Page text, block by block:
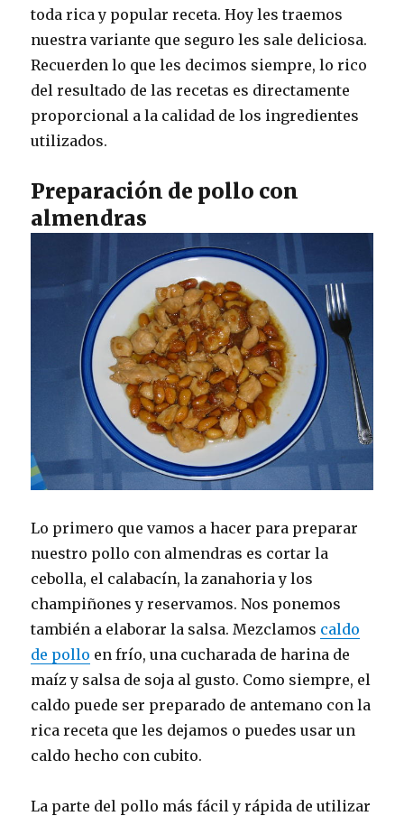
toda rica y popular receta. Hoy les traemos
nuestra variante que seguro les sale deliciosa.
Recuerden lo que les decimos siempre, lo rico
del resultado de las recetas es directamente
proporcional a la calidad de los ingredientes
utilizados.
Preparación de pollo con
almendras
Lo primero que vamos a hacer para preparar
nuestro pollo con almendras es cortar la
cebolla, el calabacín, la zanahoria y los
champiñones y reservamos. Nos ponemos
también a elaborar la salsa. Mezclamos caldo
de pollo en frío, una cucharada de harina de
maíz y salsa de soja al gusto. Como siempre, el
caldo puede ser preparado de antemano con la
rica receta que les dejamos o puedes usar un
caldo hecho con cubito.
La parte del pollo más fácil y rápida de utilizar